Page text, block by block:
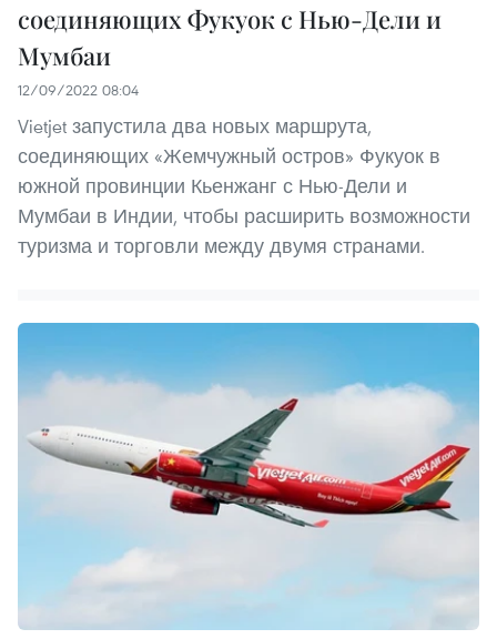
соединяющих Фукуок с Нью-Дели и
Мумбаи
12/09/2022 08:04
Vietjet запустила два новых маршрута,
соединяющих «Жемчужный остров» Фукуок в
южной провинции Кьенжанг с Нью-Дели и
Мумбаи в Индии, чтобы расширить возможности
туризма и торговли между двумя странами.